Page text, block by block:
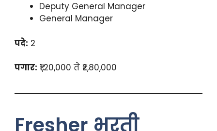
Deputy General Manager
General Manager
पदे: 2
पगार: ₹1,20,000 ते ₹2,80,000
Fresher भरती